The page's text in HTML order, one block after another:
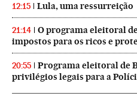
12:15 Lula, uma ressurreição
21:14
O programa eleitoral
impostos para os ricos e
20:55
Programa eleitoral de
privilégios legais para a